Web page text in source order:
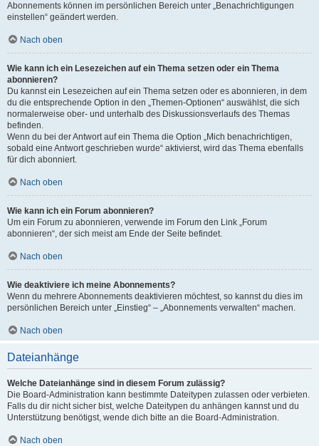
Abonnements können im persönlichen Bereich unter „Benachrichtigungen
einstellen“ geändert werden.
Nach oben
Wie kann ich ein Lesezeichen auf ein Thema setzen oder ein Thema
abonnieren?
Du kannst ein Lesezeichen auf ein Thema setzen oder es abonnieren, in dem
du die entsprechende Option in den „Themen-Optionen“ auswählst, die sich
normalerweise ober- und unterhalb des Diskussionsverlaufs des Themas
befinden.
Wenn du bei der Antwort auf ein Thema die Option „Mich benachrichtigen,
sobald eine Antwort geschrieben wurde“ aktivierst, wird das Thema ebenfalls
für dich abonniert.
Nach oben
Wie kann ich ein Forum abonnieren?
Um ein Forum zu abonnieren, verwende im Forum den Link „Forum
abonnieren“, der sich meist am Ende der Seite befindet.
Nach oben
Wie deaktiviere ich meine Abonnements?
Wenn du mehrere Abonnements deaktivieren möchtest, so kannst du dies im
persönlichen Bereich unter „Einstieg“ – „Abonnements verwalten“ machen.
Nach oben
Dateianhänge
Welche Dateianhänge sind in diesem Forum zulässig?
Die Board-Administration kann bestimmte Dateitypen zulassen oder verbieten.
Falls du dir nicht sicher bist, welche Dateitypen du anhängen kannst und du
Unterstützung benötigst, wende dich bitte an die Board-Administration.
Nach oben